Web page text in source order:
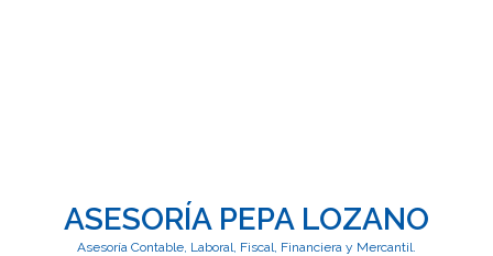
ASESORÍA PEPA LOZANO
Asesoría Contable, Laboral, Fiscal, Financiera y Mercantil.